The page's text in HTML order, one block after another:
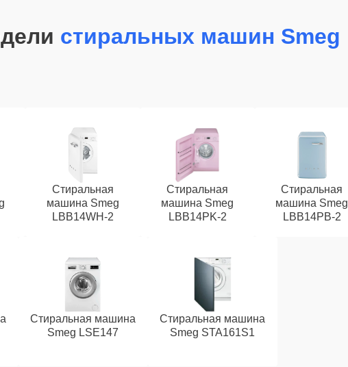
стиральных машин Smeg
Стиральная
машина Smeg
LBB14WH-2
Стиральная
машина Smeg
LBB14PK-2
Стиральная
машина Smeg
LBB14PB-2
Стиральная машина
Smeg LSE147
Стиральная машина
Smeg STA161S1